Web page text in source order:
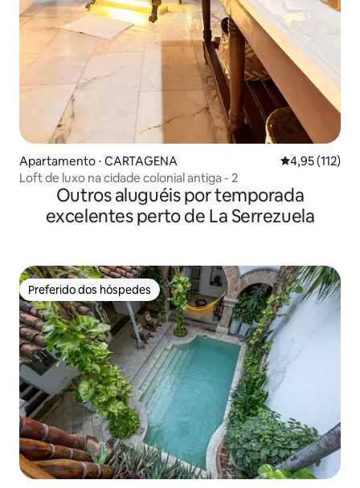
Apartamento ⋅ CARTAGENA 4,95 de uma
4,95 (112)
Loft de luxo na cidade colonial antiga - 2
Outros aluguéis por temporada
excelentes perto de La Serrezuela
Preferido dos hóspedes
Preferido dos hóspedes